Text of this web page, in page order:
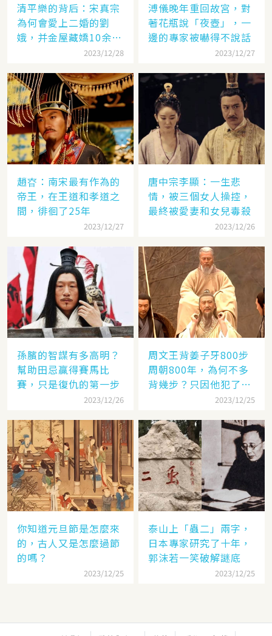
清平樂的背后：宋真宗
為何會愛上二婚的劉
娥，并金屋藏嬌10余
2023/12/28
溥儀晚年重回故宮，對
著花瓶說「夜壺」，一
邊的專家被嚇得不說話
2023/12/27
趙昚：南宋最有作為的
帝王，在王道和孝道之
間，徘徊了25年
2023/12/27
唐中宗李顯：一生悲
情，被三個女人操控，
最終被愛妻和女兒毒殺
2023/12/26
孫臏的智謀有多高明？
幫助田忌贏得賽馬比
賽，只是復仇的第一步
2023/12/26
周文王背姜子牙800步
周朝800年，為何不多
背幾步？只因他犯了個
2023/12/25
你知道元旦節是怎麼來
的，古人又是怎麼過節
的嗎？
2023/12/25
泰山上「蟲二」兩字，
日本專家研究了十年，
郭沫若一笑破解謎底
2023/12/25